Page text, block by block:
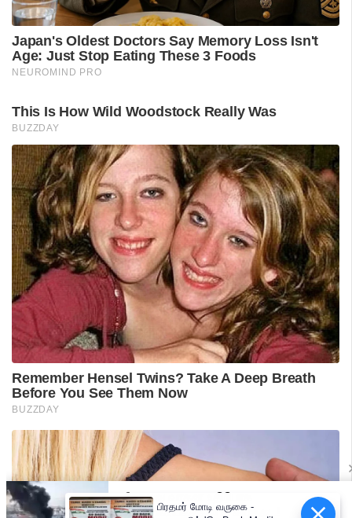
பிரதமர் மோடி வருகை -